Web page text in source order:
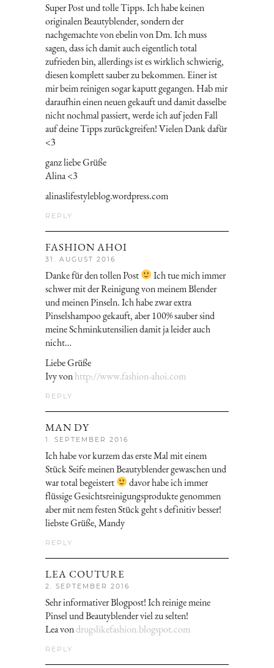
Super Post und tolle Tipps. Ich habe keinen
originalen Beautyblender, sondern der
nachgemachte von ebelin von Dm. Ich muss
sagen, dass ich damit auch eigentlich total
zufrieden bin, allerdings ist es wirklich schwierig,
diesen komplett sauber zu bekommen. Einer ist
mir beim reinigen sogar kaputt gegangen. Hab mir
daraufhin einen neuen gekauft und damit dasselbe
nicht nochmal passiert, werde ich auf jeden Fall
auf deine Tipps zurückgreifen! Vielen Dank dafür
<3
ganz liebe Grüße
Alina <3
alinaslifestyleblog.wordpress.com
REPLY
FASHION AHOI
31. AUGUST 2016
Danke für den tollen Post
Ich tue mich immer
schwer mit der Reinigung von meinem Blender
und meinen Pinseln. Ich habe zwar extra
Pinselshampoo gekauft, aber 100% sauber sind
meine Schminkutensilien damit ja leider auch
nicht…
Liebe Grüße
Ivy vonhttp://www.fashion-ahoi.com
REPLY
MAN DY
1. SEPTEMBER 2016
Ich habe vor kurzem das erste Mal mit einem
Stück Seife meinen Beautyblender gewaschen und
war total begeistert
davor habe ich immer
flüssige Gesichtsreinigungsprodukte genommen
aber mit nem festen Stück geht s definitiv besser!
liebste Grüße, Mandy
REPLY
LEA COUTURE
2. SEPTEMBER 2016
Sehr informativer Blogpost! Ich reinige meine
Pinsel und Beautyblender viel zu selten!
Lea vondrugslikefashion.blogspot.com
REPLY